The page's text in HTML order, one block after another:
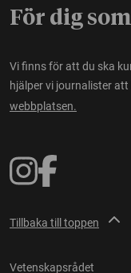
För dig
Vi finns för att du ska
hjälper vi journalister
webbplatsen.
Tillbaka till toppen
Vetenskapsrådet